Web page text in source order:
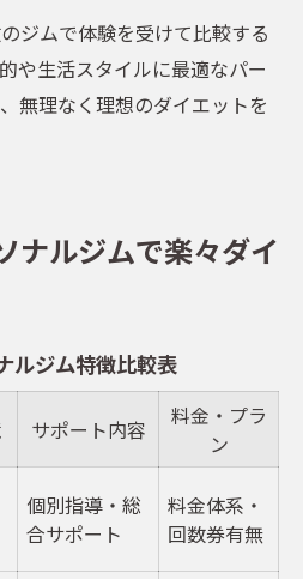
ジムで体験を受けて比較する
や生活スタイルに最適なパー
無理なく理想のダイエットを
ナルジムで楽々ダイ
ルジム特徴比較表
サポート内容
料金・プラ
ン
個別指導・総
合サポート
料金体系・
回数券有無